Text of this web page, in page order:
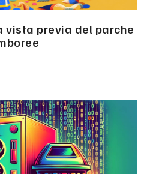
vista previa del parche